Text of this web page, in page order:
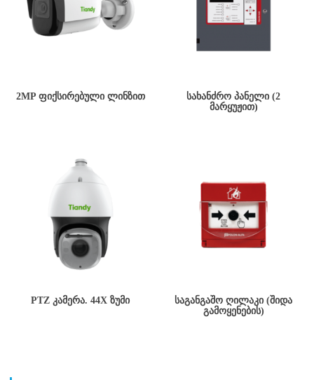
2MP ᲤᲘᲥᲡᲘᲠᲔᲑᲣᲚᲘ ᲚᲘᲜᲖᲘᲗ
ᲡᲐᲮᲐᲜᲫᲠᲝ ᲞᲐᲜᲔᲚᲘ (2
ᲛᲐᲠᲧᲣᲟᲘᲗ)
PTZ ᲙᲐᲛᲔᲠᲐ. 44X ᲖᲣᲛᲘ
ᲡᲐᲒᲐᲜᲒᲐᲨᲝ ᲦᲘᲚᲐᲙᲘ (ᲨᲘᲓᲐ
ᲒᲐᲛᲝᲧᲔᲜᲔᲑᲘᲡ)